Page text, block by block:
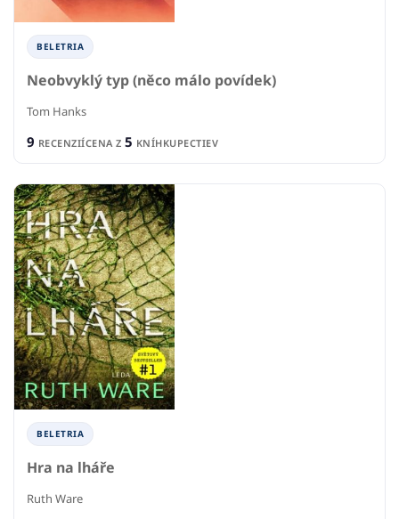
BELETRIA
Neobvyklý typ (něco málo povídek)
Tom Hanks
9 RECENZIÍCENA Z 5 KNÍHKUPECTIEV
BELETRIA
Hra na lháře
Ruth Ware